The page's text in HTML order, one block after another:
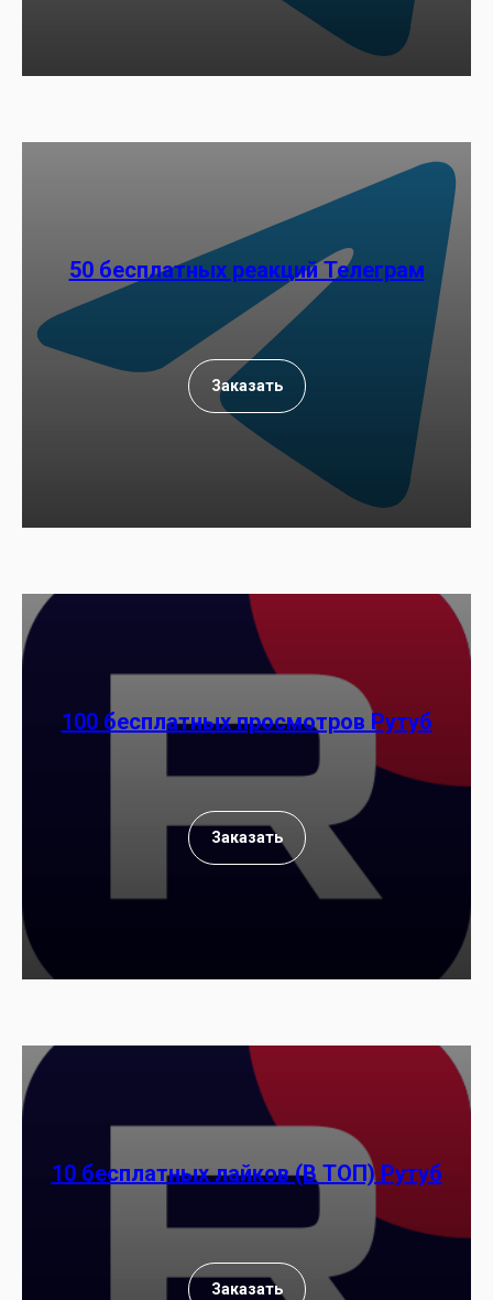
50 бесплатных реакций Телеграм
Заказать
100 бесплатных просмотров Рутуб
Заказать
10 бесплатных лайков (В ТОП) Рутуб
Заказать